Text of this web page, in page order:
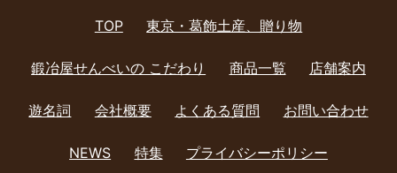
TOP 東京・葛飾土産、贈り物
鍛冶屋せんべいの こだわり 商品一覧 店舗案内
遊名詞 会社概要 よくある質問 お問い合わせ
NEWS 特集 プライバシーポリシー